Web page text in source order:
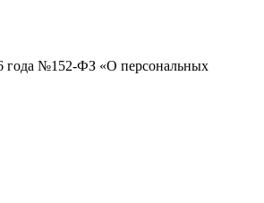
года №152-ФЗ «О персональных